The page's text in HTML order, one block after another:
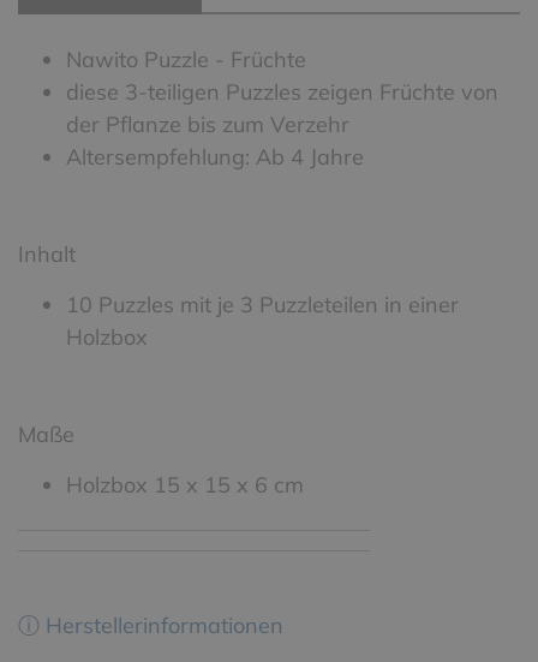
Nawito Puzzle - Früchte
diese 3-teiligen Puzzles zeigen Früchte von
der Pflanze bis zum Verzehr
Altersempfehlung: Ab 4 Jahre
Inhalt
10 Puzzles mit je 3 Puzzleteilen in einer
Holzbox
Maße
Holzbox 15 x 15 x 6 cm
ⓘ Herstellerinformationen